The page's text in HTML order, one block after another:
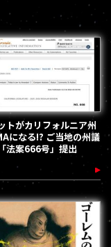
トがカリフォルニア州
になる!? ご当地の州議
法案666号」提出